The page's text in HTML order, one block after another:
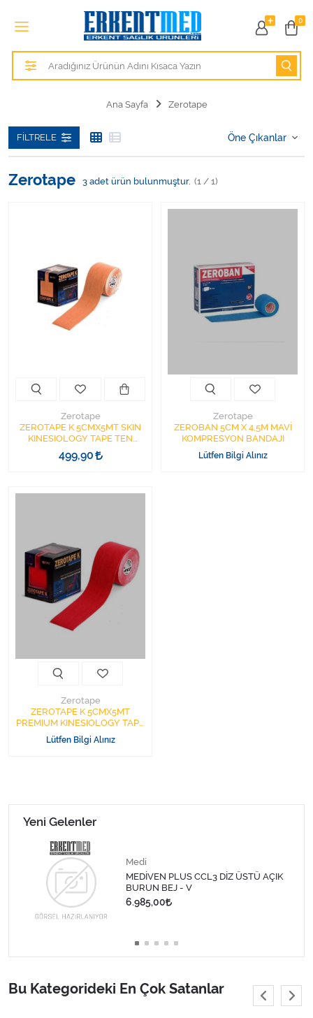
0
Tüm Kategoriler
Alezler
Hasta Bakım Ürünleri
Kişisel Bakım ve Sağlık
Kişisel Bakım ve Sağlık
Ortopedi Ürünleri
Ortopedi Ürünleri
Sarf Malzemeleri
Sarf Malzemeleri
Sarf Malzemeleri
Tıbbi Tekstil Ürünleri
Varis Çorapları
Tüm Kategorileri Gör
Ana Sayfa Zerotape
FILTRELE
Zerotape 3 adet ürün bulunmuştur. (1 / 1)
Zerotape
ZEROTAPE K 5CMX5MT SKIN
KINESIOLOGY TAPE TEN
RENGİ KİNEZYO BANDI
499,90
Zerotape
ZEROBAN 5CM X 4,5M MAVİ
KOMPRESYON BANDAJI
Lütfen Bilgi Alınız
Zerotape
ZEROTAPE K 5CMX5MT
PREMIUM KINESIOLOGY TAPE
KIRMIZI KİNEZYO BANDI
PREMİMUM SERİ
Lütfen Bilgi Alınız
Yeni Gelenler
Medi
MEDİVEN PLUS CCL3 DİZ ÜSTÜ AÇIK
BURUN BEJ - V
6.985,00
Bu Kategorideki En Çok Satanlar